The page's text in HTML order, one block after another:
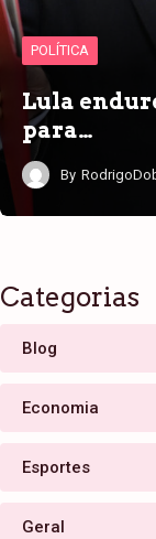
POLÍTICA
Lula
para…
By
Categorias
Blog
Economia
Esportes
Geral